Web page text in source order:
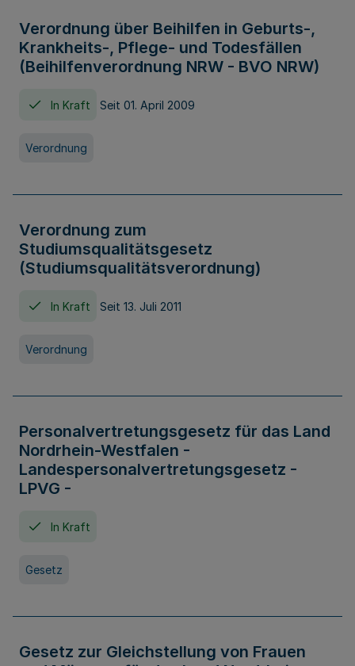
Verordnung über Beihilfen in Geburts-,
Krankheits-, Pflege- und Todesfällen
(Beihilfenverordnung NRW - BVO NRW)
In Kraft Seit 01. April 2009
Verordnung
Verordnung zum
Studiumsqualitätsgesetz
(Studiumsqualitätsverordnung)
In Kraft Seit 13. Juli 2011
Verordnung
Personalvertretungsgesetz für das Land
Nordrhein-Westfalen -
Landespersonalvertretungsgesetz -
LPVG -
In Kraft
Gesetz
Gesetz zur Gleichstellung von Frauen